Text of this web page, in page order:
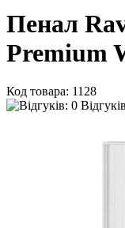
Пенал
Premium
Код товара: 1128